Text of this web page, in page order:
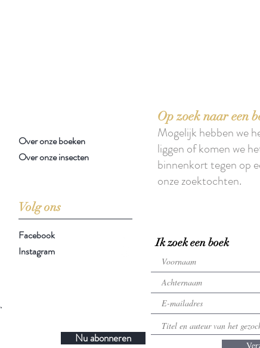
Volg ons
Op zoek naar een
Mogelijk hebben we
liggen of komen we
binnenkort tegen op
onze zoektochten.
Facebook
Instagram
Nu abonneren
Ik zoek een boek
Over onze boeken
Over onze insecten